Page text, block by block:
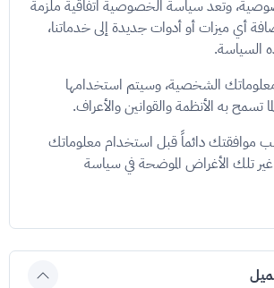
وتعد سياسة الخصوصية اتفاقية ملزمة
أي ميزات أو أدوات جديدة إلى خدماتنا،
السياسة.
الشخصية، وسيتم استخدامها
تسمح به الأنظمة والقوانين والأعراف.
موافقتك دائماً قبل استخدام معلوماتك
تلك الأغراض الموضحة في سياسة